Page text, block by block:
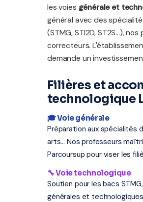
les voies générale et
général avec des
(STMG, STI2D, ST2S...),
correcteurs.
demande un
Filières et
technologique
🎓 Voie générale
Préparation aux spécialités
arts... Nos professeurs
Parcoursup pour viser les
🔧 Voie technologique
Soutien pour les bacs
générales et